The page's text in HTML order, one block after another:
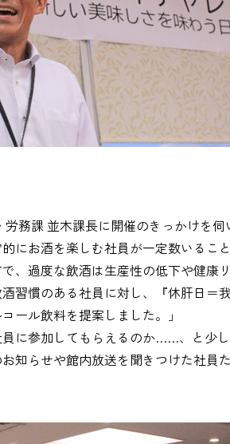
務課 並木課長に開催のきっかけを伺
にお酒を楽しむ社員が一定数いるこ
、過度な飲酒は生産性の低下や健康
習慣のある社員に対し、『休肝日＝
ール飲料を提案しました。」
に参加してもらえるのか……、と少
知らせや館内放送を聞きつけた社員